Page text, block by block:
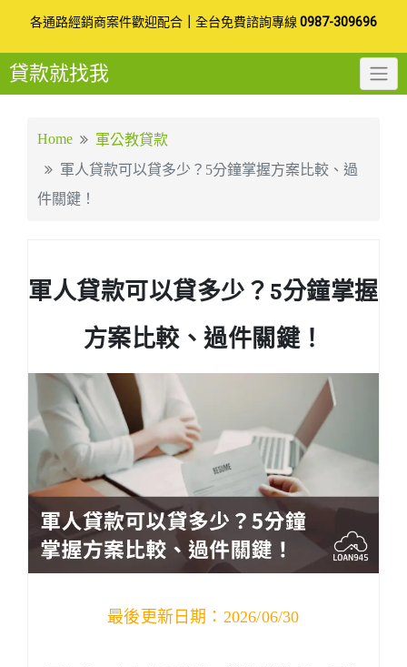
to
content
各通路經銷商案件歡迎配合 全台免費諮詢專線 0987-309696
貸款就找我
Home
軍公教貸款
軍人貸款可以貸多少？5分鐘掌握方案比較、過
件關鍵！
軍人貸款可以貸多少？5分鐘掌握
方案比較、過件關鍵！
最後更新日期：2026/06/30